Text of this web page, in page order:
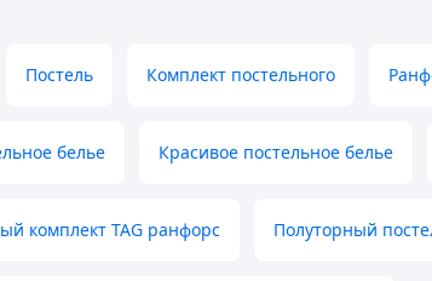
Постель Комплект постельного
белье Красивое постельное белье
комплект TAG ранфорс Полуторный